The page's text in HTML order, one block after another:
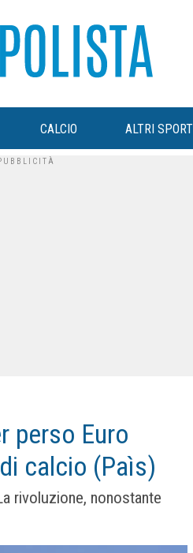
CALCIO ALTRI SPORT
perso Euro
calcio (Paìs)
rivoluzione, nonostante